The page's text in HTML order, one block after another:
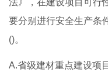
法》，在建设项目可行
要分别进行安全生产条
()。
A.省级建材重点建设项目